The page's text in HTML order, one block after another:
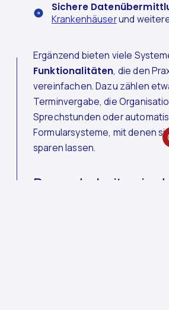
Sichere
Krankenhäuserund
Ergänzend bieten viele
Funktionalitäten, die den
vereinfachen. Dazu zählen
Terminvergabe, die
Sprechstunden oder
Formularsysteme, mit denen
sparen lassen.
Besonderheiten in